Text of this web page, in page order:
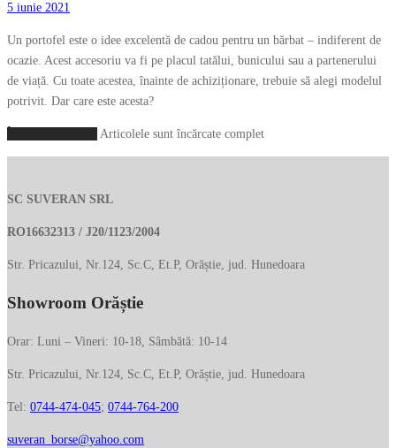
5 iunie 2021
Un portofel este o idee excelentă de cadou pentru un bărbat – indiferent de
ocazie. Acest accesoriu va fi pe placul tatălui, bunicului sau a partenerului
de viață. Cu toate acestea, înainte de achiziționare, trebuie să alegi modelul
potrivit. Dar care este acesta?
Articolele sunt încărcate complet
SC SUVERAN SRL
RO16632313 / J20/1123/2004
Str. Pricazului, Nr.124, Sc.C, Et.P, Orăștie, jud. Hunedoara
Showroom Orăștie
Orar: Luni – Vineri: 10-18, Sâmbătă: 10-14
Str. Pricazului, Nr.124, Sc.C, Et.P, Orăștie, jud. Hunedoara
Tel: 0744-474-045; 0744-764-200
suveran_borse@yahoo.com